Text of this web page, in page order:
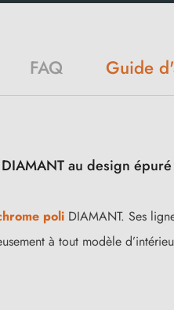
FAQ Guide
au design épuré
poli DIAMANT. Ses
à tout modèle